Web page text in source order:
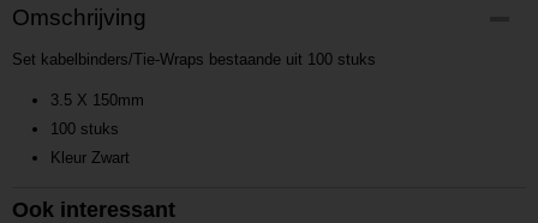
Productcode
P201701181042
Productcode leverancier
Omschrijving
Set kabelbinders/Tie-Wraps bestaande uit 100 stuks
3.5 X 150mm
100 stuks
Kleur Zwart
Ook interessant